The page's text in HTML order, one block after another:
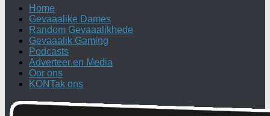
Home
Gevaaalike Dames
Random Gevaaalikhede
Gevaaalik Gaming
Podcasts
Adverteer en Media
Oor ons
KONTak ons